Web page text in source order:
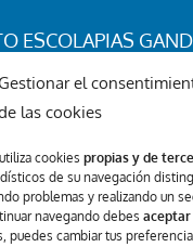
el
las cookies
cookies propias y de
de su navegación
problemas y realizando un
navegando debes aceptar
puedes cambiar tus
ESCOLAPIAS
25. 46701 - Gandia
50 96
Información